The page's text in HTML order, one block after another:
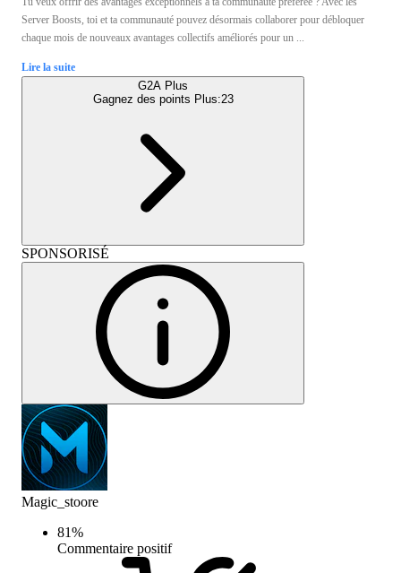
Server Boosts, toi et ta communauté pouvez désormais collaborer pour débloquer
chaque mois de nouveaux avantages collectifs améliorés pour un ...
Lire la suite
G2A Plus
Gagnez des points Plus:23
SPONSORISÉ
Magic_stoore
81%
Commentaire positif